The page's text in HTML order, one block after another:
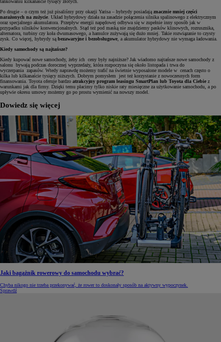
tankowaniu kilkanaście tysięcy złotych.
Po drugie – o czym też już pisaliśmy przy okazji Yarisa – hybrydy posiadają znacznie mniej części
narażonych na zużycie. Układ hybrydowy działa na zasadzie połączenia silnika spalinowego z elektrycznym
oraz specjalnego akumulatora. Przepływ energii napędowej odbywa się w zupełnie inny sposób jak w
przypadku silników konwencjonalnych. Stąd też pod maską nie znajdziemy pasków klinowych, rozrusznika,
alternatora, turbiny czy koła dwumasowego, a hamulce zużywają się dużo mniej. Takie rozwiązanie to czysty
zysk. Co więcej, hybrydy są bezawaryjne i bezobsługowe, a akumulator hybrydowy nie wymaga ładowania.
Kiedy samochody są najtańsze?
Kiedy kupować nowe samochody, żeby ich ceny były najniższe? Jak wiadomo najtańsze nowe samochody z
salonu bywają podczas dorocznej wyprzedaży, która rozpoczyna się około listopada i trwa do
wyczerpania zapasów. Wtedy naprawdę możemy trafić na świetnie wyposażone modele w cenach często o
kilka lub kilkanaście tysięcy niższych. Dobrym pomysłem jest też korzystanie z nowoczesnych form
finansowania. Toyota oferuje bardzo atrakcyjny program leasingu SmartPlan lub Toyota dla Ciebie z
warunkami jak dla firmy. Dzięki temu płacimy tylko niskie raty miesięczne za użytkowanie samochodu, a po
upływie okresu umowy możemy go po prostu wymienić na nowszy model.
Dowiedz się więcej
Jaki bagażnik rowerowy do samochodu wybrać?
Chyba nikogo nie trzeba przekonywać, że rower to doskonały sposób na aktywny wypoczynek.
Sprawdź